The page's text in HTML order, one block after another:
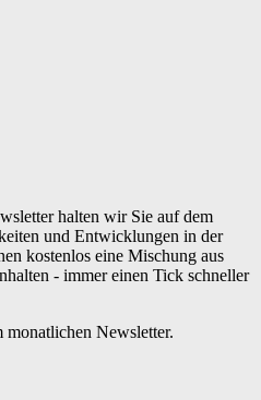
halten wir Sie auf dem
und Entwicklungen in der
kostenlos eine Mischung aus
- immer einen Tick schneller
monatlichen Newsletter.